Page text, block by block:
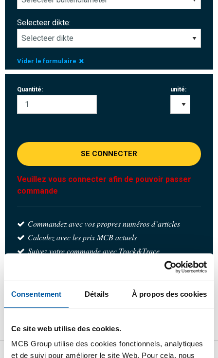
Consentement Détails À propos des cookies
Ce site web utilise des cookies.
MCB Group utilise des cookies fonctionnels, analytiques
et de suivi pour améliorer le site Web. Pour cela, nous
Selecteer dikte:
Vider le formulaire
Quantité: unité:
SE CONNECTER
Veuillez vous connecter afin de pouvoir passer
commande
Commandez avec vos propres numéros d’articles
Calculez avec les prix MCB actuels
Suivez votre commande avec Track&Trace
Produit Description du produit Liste de prix brut
Téléchargements Caractéristiques